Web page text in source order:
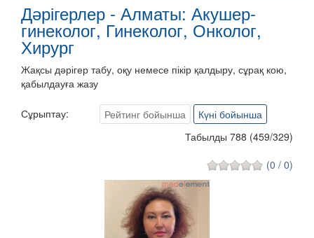
Дәрігерлер - Алматы: Акушер-
гинеколог, Гинеколог, Онколог,
Хирург
Жақсы дәрігер табу, оқу немесе пікір қалдыру, сұрақ кою,
қабылдауға жазу
Сұрыптау: Рейтинг бойынша
Күні бойынша
Табылды 788 (459/329)
(0 / 0)